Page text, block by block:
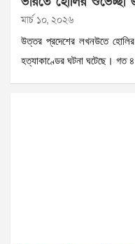
মার্চ ১০, ২০২৬
উত্তর প্রদেশের লখনউতে হোলির
হত্যাকাণ্ডের ঘটনা ঘটেছে। গত ৪